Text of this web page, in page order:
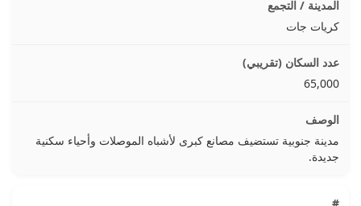
كريات جات
65,000
مدينة جنوبية تستضيف مصانع كبرى لأشباه الموصلات وأحياء سكنية
جديدة.